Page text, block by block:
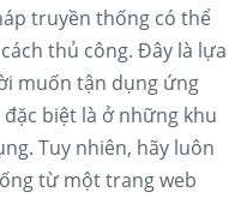
truyền thống có thể
thủ công. Đây là lựa
muốn tận dụng ứng
biệt là ở những khu
Tuy nhiên, hãy luôn
từ một trang web